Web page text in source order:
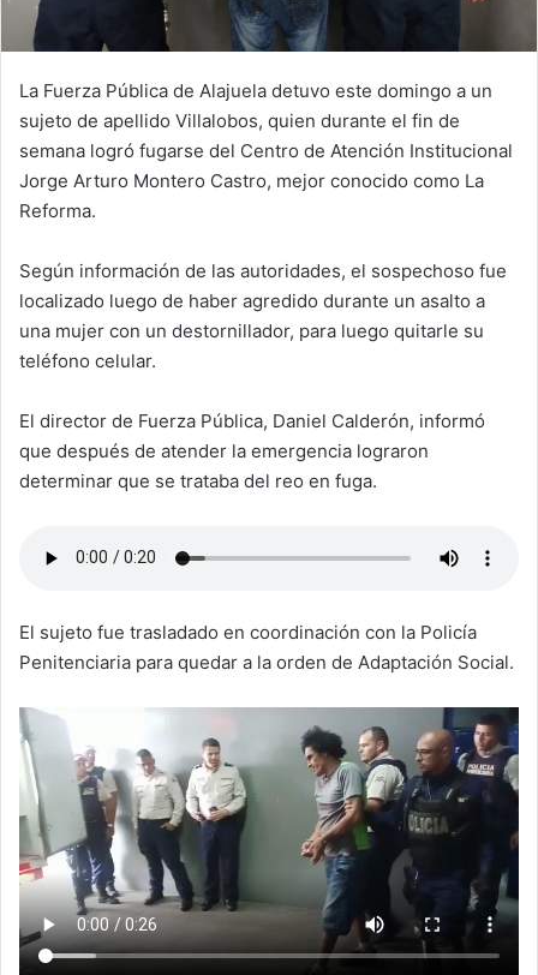
La Fuerza Pública de Alajuela detuvo este domingo a un
sujeto de apellido Villalobos, quien durante el fin de
semana logró fugarse del Centro de Atención Institucional
Jorge Arturo Montero Castro, mejor conocido como La
Reforma.
Según información de las autoridades, el sospechoso fue
localizado luego de haber agredido durante un asalto a
una mujer con un destornillador, para luego quitarle su
teléfono celular.
El director de Fuerza Pública, Daniel Calderón, informó
que después de atender la emergencia lograron
determinar que se trataba del reo en fuga.
El sujeto fue trasladado en coordinación con la Policía
Penitenciaria para quedar a la orden de Adaptación Social.